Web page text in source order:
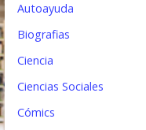
Autoayuda
Biografias
Ciencia
Ciencias Sociales
Cómics